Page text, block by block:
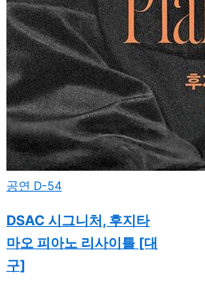
공연 D-54
DSAC 시그니처, 후지타
마오 피아노 리사이틀 [대
구]